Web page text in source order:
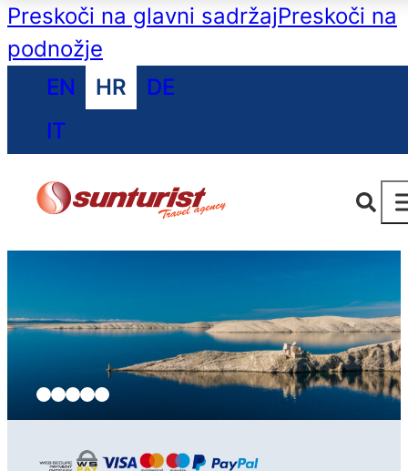
Preskoči na glavni sadržajPreskoči na
podnožje
EN
HR
DE
IT